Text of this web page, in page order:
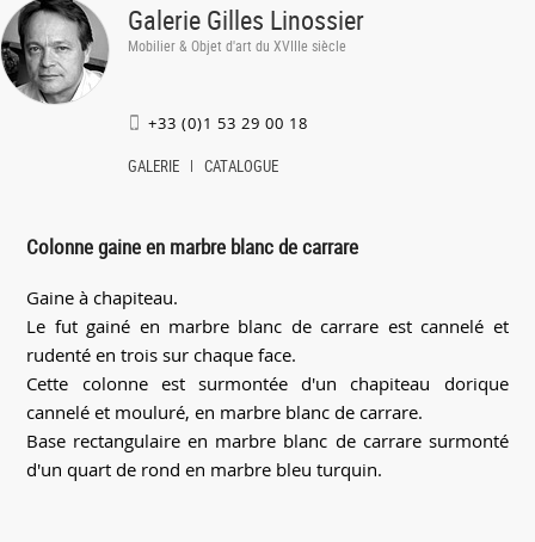
Galerie Gilles Linossier
Mobilier & Objet d'art du XVIIIe siècle
+33 (0)1 53 29 00 18
GALERIE CATALOGUE
Colonne gaine en marbre blanc de carrare
Gaine à chapiteau.
Le fut gainé en marbre blanc de carrare est cannelé et
rudenté en trois sur chaque face.
Cette colonne est surmontée d'un chapiteau dorique
cannelé et mouluré, en marbre blanc de carrare.
Base rectangulaire en marbre blanc de carrare surmonté
d'un quart de rond en marbre bleu turquin.